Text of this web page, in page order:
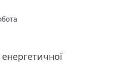
енергетичної